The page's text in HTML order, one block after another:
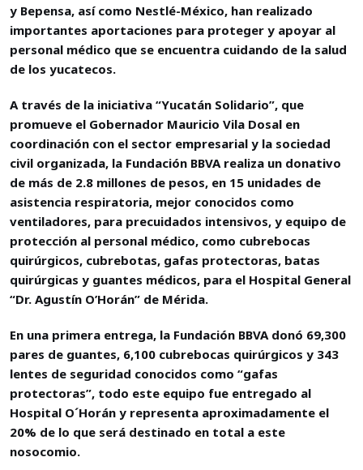
y Bepensa, así como Nestlé-México, han realizado
importantes aportaciones para proteger y apoyar al
personal médico que se encuentra cuidando de la salud
de los yucatecos.
A través de la iniciativa “Yucatán Solidario”, que
promueve el Gobernador Mauricio Vila Dosal en
coordinación con el sector empresarial y la sociedad
civil organizada, la Fundación BBVA realiza un donativo
de más de 2.8 millones de pesos, en 15 unidades de
asistencia respiratoria, mejor conocidos como
ventiladores, para precuidados intensivos, y equipo de
protección al personal médico, como cubrebocas
quirúrgicos, cubrebotas, gafas protectoras, batas
quirúrgicas y guantes médicos, para el Hospital General
“Dr. Agustín O’Horán” de Mérida.
En una primera entrega, la Fundación BBVA donó 69,300
pares de guantes, 6,100 cubrebocas quirúrgicos y 343
lentes de seguridad conocidos como “gafas
protectoras”, todo este equipo fue entregado al
Hospital O´Horán y representa aproximadamente el
20% de lo que será destinado en total a este
nosocomio.